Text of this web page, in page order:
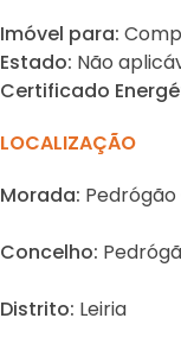
Imóvel para:
Estado: Não
Certificado
LOCALIZAÇÃO
Morada:
Concelho:
Distrito: Leiria